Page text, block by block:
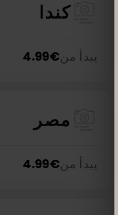
كندا
يبدأ من€
4.99
مصر
يبدأ من€
4.99